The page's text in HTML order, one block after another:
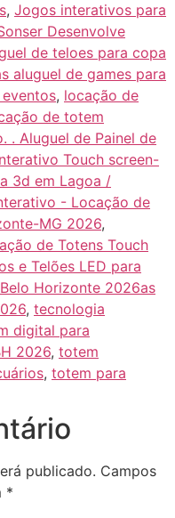
, Jogos interativos para
Desenvolve
de teloes para copa
aluguel de games para
, locação de
de totem
. Aluguel de Painel de
Touch screen-
3d em Lagoa /
- Locação de
MG 2026,
de Totens Touch
e Telões LED para
Horizonte 2026as
, tecnologia
digital para
2026, totem
, totem para
publicado. Campos
*